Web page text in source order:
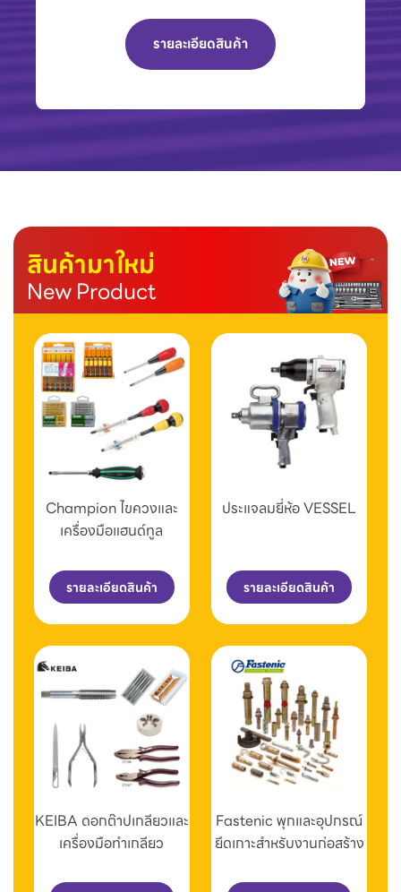
รายละเอียดสินค้า
สินค้ามาใหม่
New Product
Champion ไขควงและ
เครื่องมือแฮนด์ทูล
รายละเอียดสินค้า
ประแจลมยี่ห้อ VESSEL
รายละเอียดสินค้า
KEIBA ดอกต๊าปเกลียวและ
เครื่องมือทำเกลียว
Fastenic พุกและอุปกรณ์
ยึดเกาะสำหรับงานก่อสร้าง